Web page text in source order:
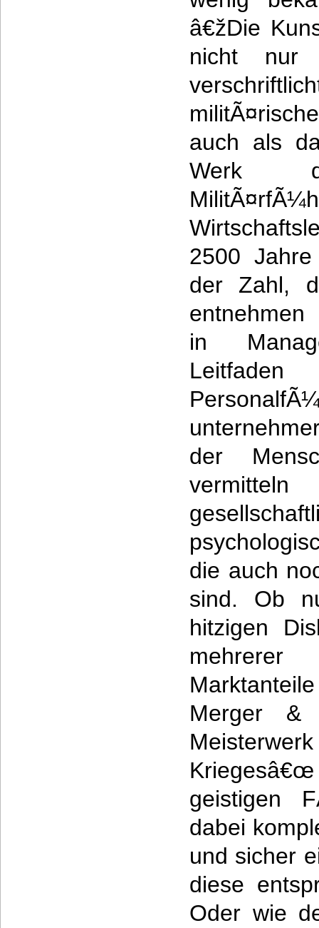
â€žDie
nicht nur
auch als
Werk
2500
der Zahl,
in
der
die auch
sind. Ob
hitzigen
Merger &
geistigen
dabei
und sicher
diese
Oder wie